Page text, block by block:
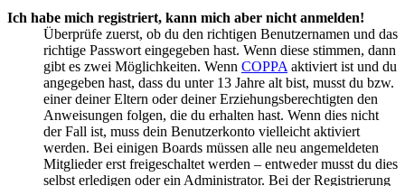
Ich habe mich registriert, kann mich aber nicht anmelden!
Überprüfe zuerst, ob du den richtigen Benutzernamen und das
richtige Passwort eingegeben hast. Wenn diese stimmen, dann
gibt es zwei Möglichkeiten. Wenn COPPA aktiviert ist und du
angegeben hast, dass du unter 13 Jahre alt bist, musst du bzw.
einer deiner Eltern oder deiner Erziehungsberechtigten den
Anweisungen folgen, die du erhalten hast. Wenn dies nicht
der Fall ist, muss dein Benutzerkonto vielleicht aktiviert
werden. Bei einigen Boards müssen alle neu angemeldeten
Mitglieder erst freigeschaltet werden – entweder musst du dies
selbst erledigen oder ein Administrator. Bei der Registrierung